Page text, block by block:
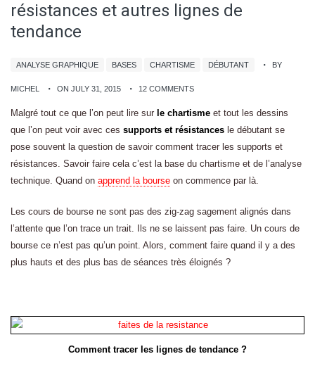
résistances et autres lignes de
tendance
ANALYSE GRAPHIQUE BASES CHARTISME DÉBUTANT BY
MICHEL ON JULY 31, 2015 12 COMMENTS
Malgré tout ce que l’on peut lire sur le chartisme et tout les dessins
que l’on peut voir avec ces supports et résistances le débutant se
pose souvent la question de savoir comment tracer les supports et
résistances. Savoir faire cela c’est la base du chartisme et de l’analyse
technique. Quand on apprend la bourse on commence par là.
Les cours de bourse ne sont pas des zig-zag sagement alignés dans
l’attente que l’on trace un trait. Ils ne se laissent pas faire. Un cours de
bourse ce n’est pas qu’un point. Alors, comment faire quand il y a des
plus hauts et des plus bas de séances très éloignés ?
Comment tracer les lignes de tendance ?